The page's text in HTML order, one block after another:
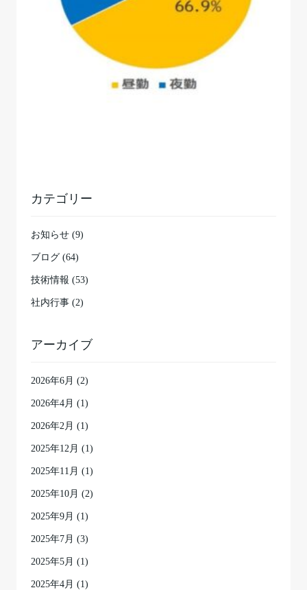
カテゴリー
お知らせ (9)
ブログ (64)
技術情報 (53)
社内行事 (2)
アーカイブ
2026年6月 (2)
2026年4月 (1)
2026年2月 (1)
2025年12月 (1)
2025年11月 (1)
2025年10月 (2)
2025年9月 (1)
2025年7月 (3)
2025年5月 (1)
2025年4月 (1)